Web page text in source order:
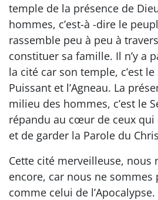
temple de la présence de
hommes, c’est-à -dire le
rassemble peu à peu à
constituer sa famille. Il n’y a
la cité car son temple, c’est
Puissant et l’Agneau. La
milieu des hommes, c’est le
répandu au cœur de ceux qui
et de garder la Parole du
Cette cité merveilleuse, nous
encore, car nous ne sommes
comme celui de l’Apocalypse.